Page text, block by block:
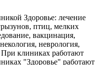
Здоровье: лечение
птиц, мелких
вакцинация,
неврология,
клиниках работают
"Здоровье" работают